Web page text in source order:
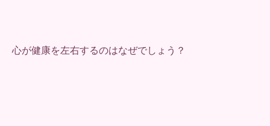
心が健康を左右するのはなぜでしょう？